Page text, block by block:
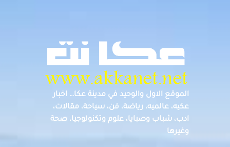
الموقع الاول والوحيد في مدينة عكا… اخبار
عكيه، عالميه، رياضة، فن، سياحة، مقالات،
ادب، شباب وصبايا، علوم وتكنولوجيا، صحة
وغيرها